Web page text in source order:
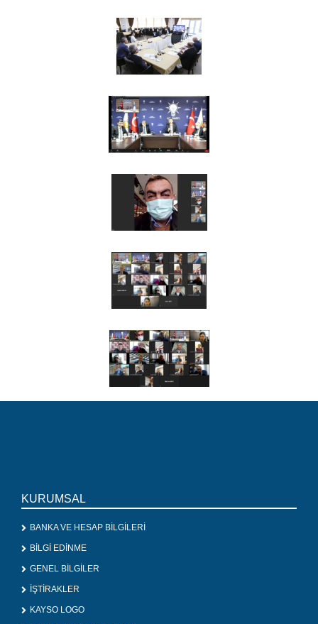
KURUMSAL
BANKA VE HESAP BİLGİLERİ
BİLGİ EDİNME
GENEL BİLGİLER
İŞTİRAKLER
KAYSO LOGO